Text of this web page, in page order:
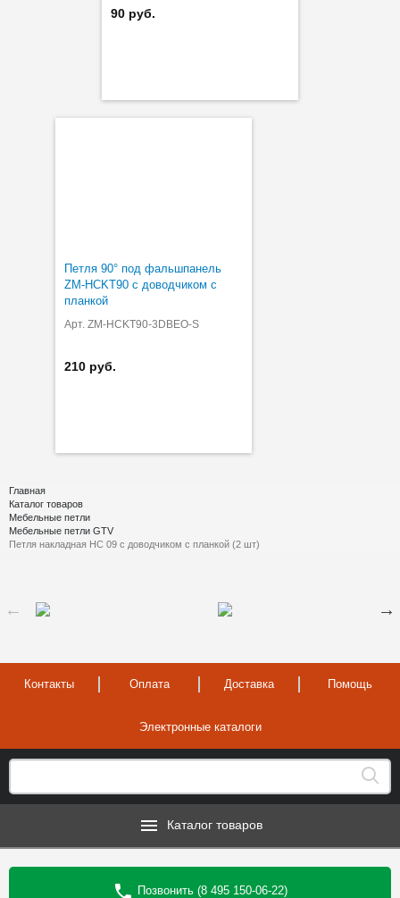
90 руб.
Петля 90° под фальшпанель
ZM-HCKT90 с доводчиком с
планкой
Арт. ZM-HCKT90-3DBEO-S
210 руб.
Главная
Каталог товаров
Мебельные петли
Мебельные петли GTV
Петля накладная HC 09 с доводчиком с планкой (2 шт)
Контакты Оплата Доставка Помощь
Электронные каталоги
Каталог товаров
Позвонить (8 495 150-06-22)